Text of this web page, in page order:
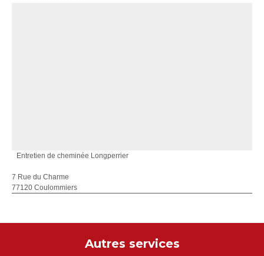
Entretien de cheminée Longperrier
7 Rue du Charme
77120 Coulommiers
Autres services